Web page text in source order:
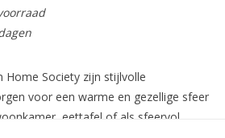
Home Society zijn stijlvolle
voor een warme en gezellige sfeer
eettafel of als sfeervol